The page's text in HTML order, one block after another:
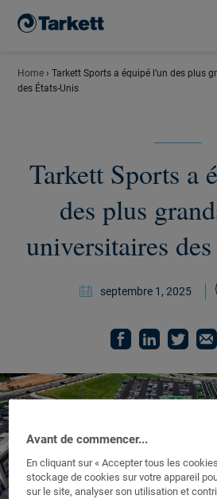
Home › Tarkett Sports a équipé l’un des plus
des États-Unis
Tarkett Sports a
des plus
universitaires
septembre 1, 2025
Avant de commencer...
En cliquant sur « Accepter tous les
stockage de cookies sur votre appareil
sur le site, analyser son utilisation et